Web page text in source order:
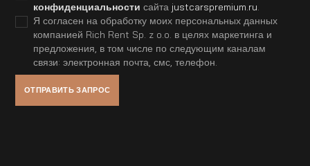
конфиденциальности сайта justcarspremium.ru
Я согласен на обработку моих персональных данных
компанией Rich Rent Sp. z o.o. в целях маркетинга и
предложения, в том числе по следующим каналам
связи: электронная почта, смс, телефон.